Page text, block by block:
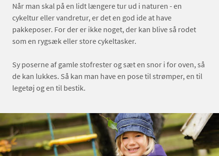
Når man skal på en lidt længere tur ud i naturen - en
cykeltur eller vandretur, er det en god ide at have
pakkeposer. For der er ikke noget, der kan blive så rodet
som en rygsæk eller store cykeltasker.
Sy poserne af gamle stofrester og sæt en snor i for oven, så
de kan lukkes. Så kan man have en pose til strømper, en til
legetøj og en til bestik.